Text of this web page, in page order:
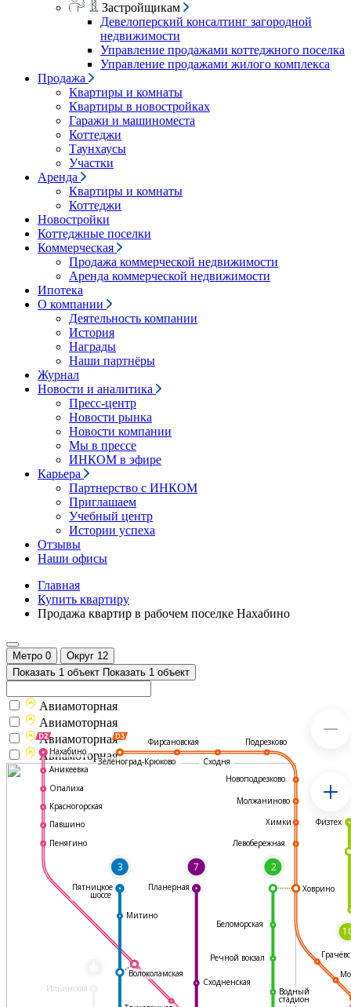
Застройщикам
Девелоперский консалтинг загородной
недвижимости
Управление продажами коттеджного поселка
Управление продажами жилого комплекса
Продажа
Квартиры и комнаты
Квартиры в новостройках
Гаражи и машиноместа
Коттеджи
Таунхаусы
Участки
Аренда
Квартиры и комнаты
Коттеджи
Новостройки
Коттеджные поселки
Коммерческая
Продажа коммерческой недвижимости
Аренда коммерческой недвижимости
Ипотека
О компании
Деятельность компании
История
Награды
Наши партнёры
Журнал
Новости и аналитика
Пресс-центр
Новости рынка
Новости компании
Мы в прессе
ИНКОМ в эфире
Карьера
Партнерство с ИНКОМ
Приглашаем
Учебный центр
Истории успеха
Отзывы
Наши офисы
Главная
Купить квартиру
Продажа квартир в рабочем поселке Нахабино
Метро 0 Округ 12
Показать 1 объект Показать 1 объект
Ильинская
3 7 2
Фирсановская
Сходня
Подрезково
Новоподрезково
Молжаниново
Химки
Левобережная
Ховрино
Водный
стадион
Сходненская
Волоколамская
Митино
Нахабино
Аникеевка
Опалиха
Красногорская
Павшино
Пенягино
Пятницкое
шоссе
Планерная
Физтех
Речной вокзал
Беломорская
Зеленоград-Крюково
Авиамоторная
Авиамоторная
Авиамоторная
Авиамоторная